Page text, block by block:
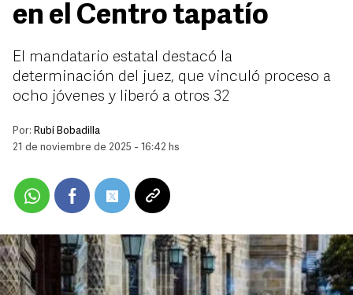
en el Centro tapatío
El mandatario estatal destacó la
determinación del juez, que vinculó proceso a
ocho jóvenes y liberó a otros 32
Por: Rubí Bobadilla
21 de noviembre de 2025 - 16:42 hs